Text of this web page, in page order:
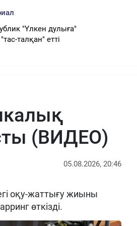
"Үлкен дулыға"
талқан" етті
(ВИДЕО)
05.08.2026, 20:46
оқу-жаттығу жиыны
өткізді.